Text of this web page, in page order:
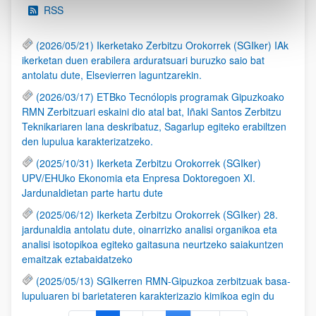
RSS
(2026/05/21) Ikerketako Zerbitzu Orokorrek (SGIker) IAk
ikerketan duen erabilera arduratsuari buruzko saio bat
antolatu dute, Elsevierren laguntzarekin.
(2026/03/17) ETBko Tecnólopis programak Gipuzkoako
RMN Zerbitzuari eskaini dio atal bat, Iñaki Santos Zerbitzu
Teknikariaren lana deskribatuz, Sagarlup egiteko erabiltzen
den lupulua karakterizatzeko.
(2025/10/31) Ikerketa Zerbitzu Orokorrek (SGIker)
UPV/EHUko Ekonomia eta Enpresa Doktoregoen XI.
Jardunaldietan parte hartu dute
(2025/06/12) Ikerketa Zerbitzu Orokorrek (SGIker) 28.
jardunaldia antolatu dute, oinarrizko analisi organikoa eta
analisi isotopikoa egiteko gaitasuna neurtzeko saiakuntzen
emaitzak eztabaidatzeko
(2025/05/13) SGIkerren RMN-Gipuzkoa zerbitzuak basa-
lupuluaren bi barietateren karakterizazio kimikoa egin du